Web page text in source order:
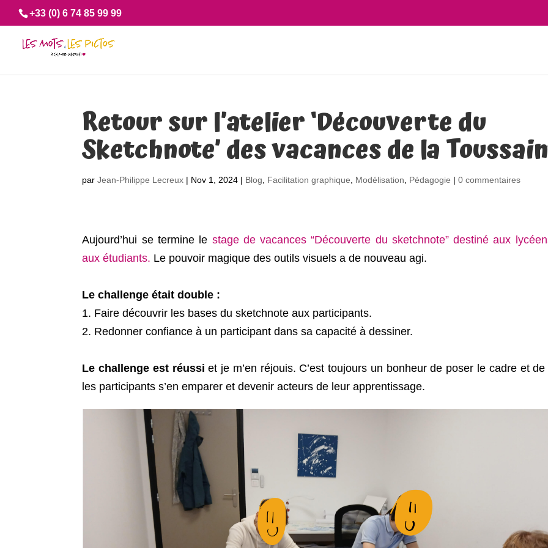
+33 (0) 6 74 85 99 99
Retour sur l’atelier ‘Découverte du
Sketchnote’ des vacances de la
parJean-Philippe Lecreux | Nov 1, 2024 | Blog Facilitation graphique Modélisation Pédagogie |0 commentaires
Aujourd’hui se termine le stage de vacances “Découverte du sketchnote” destiné aux
aux étudiants. Le pouvoir magique des outils visuels a de nouveau agi.
Le challenge était double :
1. Faire découvrir les bases du sketchnote aux participants.
2. Redonner confiance à un participant dans sa capacité à dessiner.
Le challenge est réussi et je m’en réjouis. C’est toujours un bonheur de poser le cadre et de
les participants s’en emparer et devenir acteurs de leur apprentissage.